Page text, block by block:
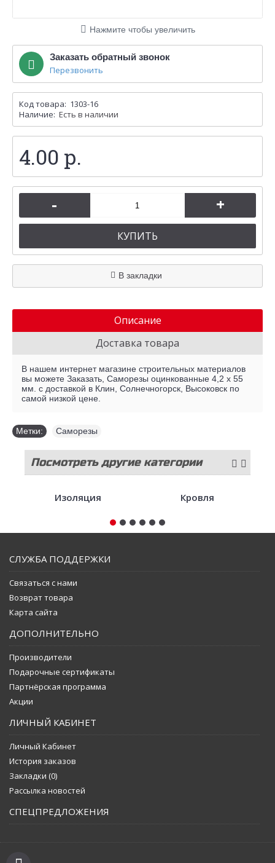
Нажмите чтобы увеличить
Заказать обратный звонок
Перезвонить
Код товара: 1303-16
Наличие: Есть в наличии
4.00 р.
- +
КУПИТЬ
В закладки
Описание
Доставка товара
В нашем интернет магазине строительных материалов
вы можете Заказать, Саморезы оцинкованные 4,2 х 55
мм. с доставкой в Клин, Солнечногорск, Высоковск по
самой низкой цене.
Метки: Саморезы
Посмотреть другие категории
Изоляция Кровля
СЛУЖБА ПОДДЕРЖКИ
Связаться с нами
Возврат товара
Карта сайта
ДОПОЛНИТЕЛЬНО
Производители
Подарочные сертификаты
Партнёрская программа
Акции
ЛИЧНЫЙ КАБИНЕТ
Личный Кабинет
История заказов
Закладки (0)
Рассылка новостей
СПЕЦПРЕДЛОЖЕНИЯ